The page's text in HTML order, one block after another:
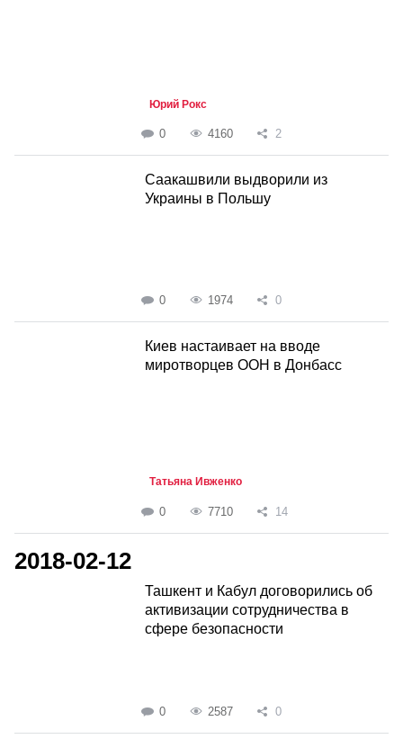
Юрий Рокс
0 4160 2
Саакашвили выдворили из
Украины в Польшу
0 1974 0
Киев настаивает на вводе
миротворцев ООН в Донбасс
Татьяна Ивженко
0 7710 14
2018-02-12
Ташкент и Кабул договорились об
активизации сотрудничества в
сфере безопасности
0 2587 0